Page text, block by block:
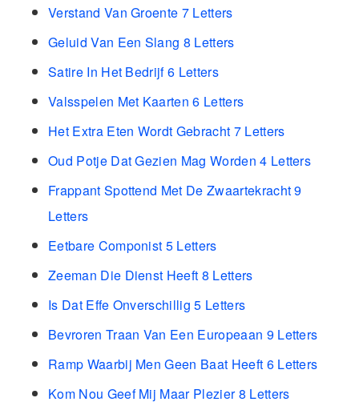
Verstand Van Groente 7 Letters
Geluid Van Een Slang 8 Letters
Satire In Het Bedrijf 6 Letters
Valsspelen Met Kaarten 6 Letters
Het Extra Eten Wordt Gebracht 7 Letters
Oud Potje Dat Gezien Mag Worden 4 Letters
Frappant Spottend Met De Zwaartekracht 9
Letters
Eetbare Componist 5 Letters
Zeeman Die Dienst Heeft 8 Letters
Is Dat Effe Onverschillig 5 Letters
Bevroren Traan Van Een Europeaan 9 Letters
Ramp Waarbij Men Geen Baat Heeft 6 Letters
Kom Nou Geef Mij Maar Plezier 8 Letters